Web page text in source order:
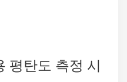
평탄도 측정 시